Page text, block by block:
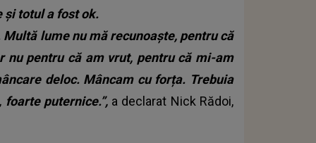
și totul a fost ok.
lume nu mă recunoaște, pentru că
nu pentru că am vrut, pentru că mi-am
deloc. Mâncam cu forța. Trebuia
puternice.”, a declarat Nick Rădoi,